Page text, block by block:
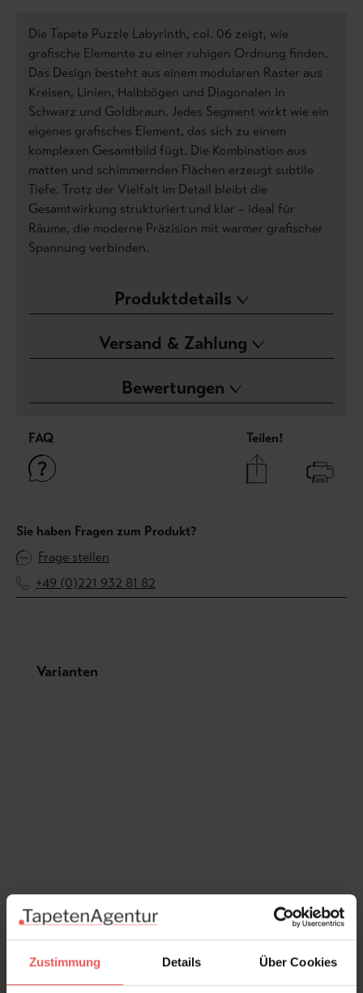
Zustimmung Details Über Cookies
Die Tapete Puzzle Labyrinth, col. 06 zeigt, wie
grafische Elemente zu einer ruhigen Ordnung finden.
Das Design besteht aus einem modularen Raster aus
Kreisen, Linien, Halbbögen und Diagonalen in
Schwarz und Goldbraun. Jedes Segment wirkt wie ein
eigenes grafisches Element, das sich zu einem
komplexen Gesamtbild fügt. Die Kombination aus
matten und schimmernden Flächen erzeugt subtile
Tiefe. Trotz der Vielfalt im Detail bleibt die
Gesamtwirkung strukturiert und klar – ideal für
Räume, die moderne Präzision mit warmer grafischer
Spannung verbinden.
Produktdetails
Versand & Zahlung
Bewertungen
FAQ Teilen!
Sie haben Fragen zum Produkt?
Frage stellen
+49 (0)221 932 81 82
Produktgalerie überspringen
Varianten